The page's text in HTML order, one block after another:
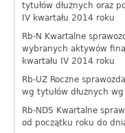
tytułów dłużnych oraz
IV kwartału 2014 roku
Rb-N Kwartalne
wybranych aktywów
kwartału IV 2014 roku
Rb-UZ Roczne
wg tytułów dłużnych
Rb-NDS Kwartalne
od początku roku do